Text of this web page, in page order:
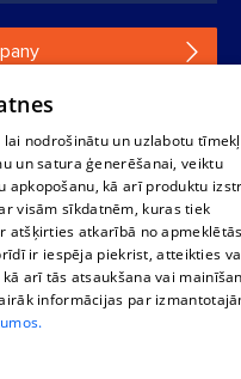
please fill in a
database, its parts or the
or parts of information in
download is
published on the
the editorial license of
nodrošinātu un uzlabotu
un satura ģenerēšanai, veiktu
kā arī produktu
visām sīkdatnēm, kuras tiek
atšķirties atkarībā no
ir iespēja piekrist, atteikties
arī tās atsaukšana vai
informācijas par